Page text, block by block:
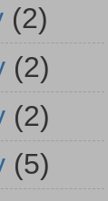
(2)
(2)
(2)
(5)